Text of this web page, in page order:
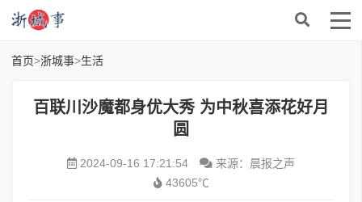
首页>浙城事>生活
百联川沙魔都身优大秀 为中秋喜添花好月
圆
2024-09-16 17:21:54
来源：晨报之声
43605℃